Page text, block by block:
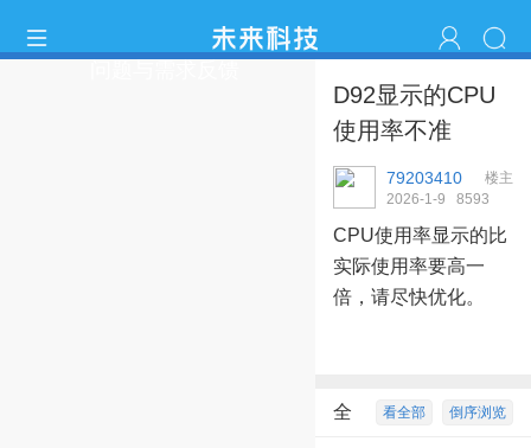
D92显示的CPU
使用率不准
楼主
79203410
8593
2026-1-9
CPU使用率显示的比
实际使用率要高一
倍，请尽快优化。
倒序浏览
看全部
全